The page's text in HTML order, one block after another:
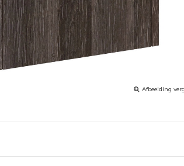
Afbeelding